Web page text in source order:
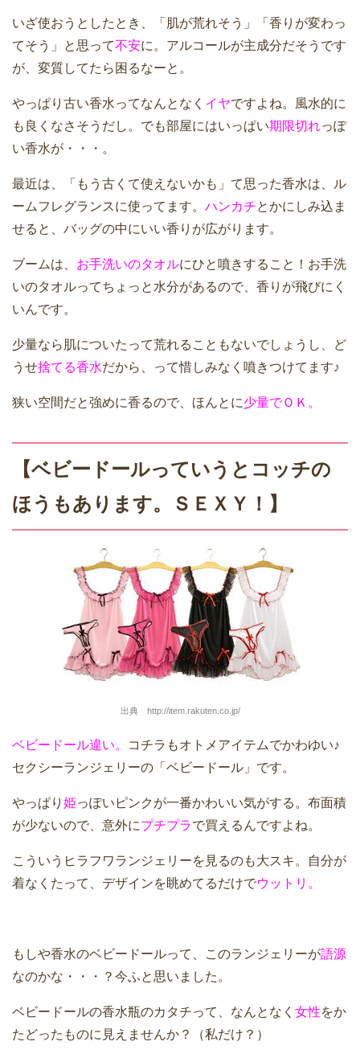
いざ使おうとしたとき、「肌が荒れそう」「香りが変わっ
てそう」と思って不安に。アルコールが主成分だそうです
が、変質してたら困るなーと。
やっぱり古い香水ってなんとなく イヤですよね。風水的に
も良くなさそうだし。でも部屋にはいっぱい期限切れっぽ
い香水が・・・。
最近は、「もう古くて使えないかも」て思った香水は、ル
ームフレグランスに使ってます。 ハンカチとかにしみ込ま
せると、バッグの中にいい香りが広がります。
ブームは、 お手洗いのタオルにひと噴きすること！お手洗
いのタオルってちょっと水分があるので、香りが飛びにく
いんです。
少量なら肌についたって荒れることもないでしょうし、ど
うせ捨てる香水だから、って惜しみなく噴きつけてます♪
狭い空間だと強めに香るので、ほんとに少量でＯＫ。
【ベビードールっていうとコッチの
ほうもあります。ＳＥＸＹ！】
出典 http://item.rakuten.co.jp/
ベビードール違い。
コチラもオトメアイテムでかわゆい♪
セクシーランジェリーの「ベビードール」です。
やっぱり 姫っぽいピンクが一番かわいい気がする。布面積
が少ないので、意外にプチプラで買えるんですよね。
こういうヒラフワランジェリーを見るのも大スキ。自分が
着なくたって、デザインを眺めてるだけでウットリ。
もしや香水のベビードールって、このランジェリーが語源
なのかな・・・？今ふと思いました。
ベビードールの香水瓶のカタチって、なんとなく 女性をか
たどったものに見えませんか？（私だけ？）